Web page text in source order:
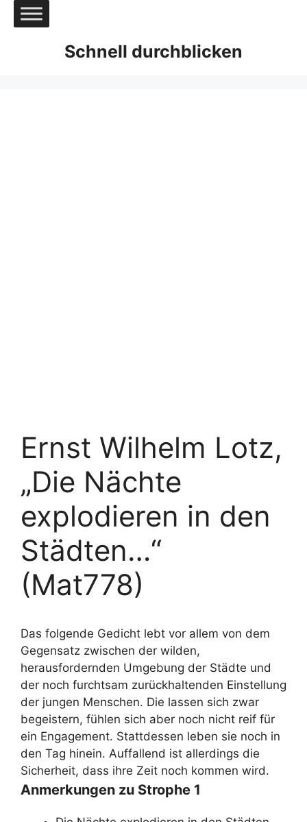
Zum
Inhalt
Schnell durchblicken
Ernst Wilhelm Lotz,
„Die Nächte
explodieren in den
Städten…“
(Mat778)
Das folgende Gedicht lebt vor allem von dem
Gegensatz zwischen der wilden,
herausfordernden Umgebung der Städte und
der noch furchtsam zurückhaltenden Einstellung
der jungen Menschen. Die lassen sich zwar
begeistern, fühlen sich aber noch nicht reif für
ein Engagement. Stattdessen leben sie noch in
den Tag hinein. Auffallend ist allerdings die
Sicherheit, dass ihre Zeit noch kommen wird.
Anmerkungen zu Strophe 1